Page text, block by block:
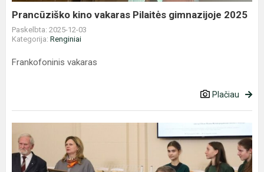
Prancūziško kino vakaras Pilaitės gimnazijoje 2025
Paskelbta: 2025-12-03
Kategorija: Renginiai
Frankofoninis vakaras
Plačiau
dienos
renginys